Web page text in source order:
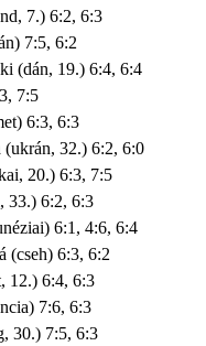
7.) 6:2, 6:3
7:5, 6:2
(dán, 19.) 6:4, 6:4
7:5
6:3, 6:3
(ukrán, 32.) 6:2, 6:0
20.) 6:3, 7:5
33.) 6:2, 6:3
6:1, 4:6, 6:4
(cseh) 6:3, 6:2
12.) 6:4, 6:3
7:6, 6:3
30.) 7:5, 6:3